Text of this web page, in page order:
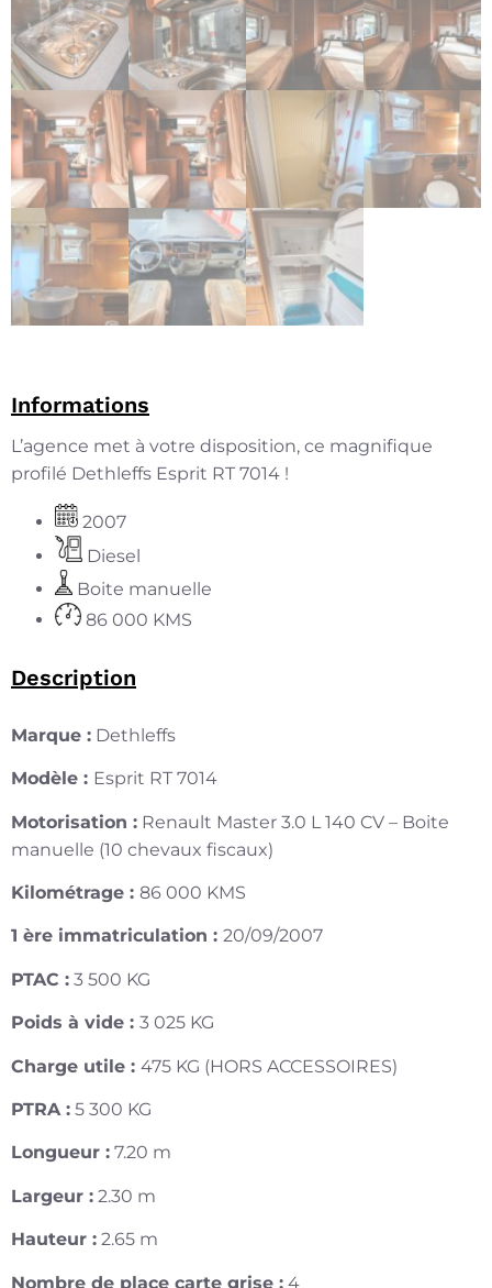
Informations
L’agence met à votre disposition, ce magnifique
profilé Dethleffs Esprit RT 7014 !
2007
Diesel
Boite manuelle
86 000 KMS
Description
Marque : Dethleffs
Modèle : Esprit RT 7014
Motorisation : Renault Master 3.0 L 140 CV – Boite
manuelle (10 chevaux fiscaux)
Kilométrage : 86 000 KMS
1 ère immatriculation : 20/09/2007
PTAC : 3 500 KG
Poids à vide : 3 025 KG
Charge utile : 475 KG (HORS ACCESSOIRES)
PTRA : 5 300 KG
Longueur : 7.20 m
Largeur : 2.30 m
Hauteur : 2.65 m
Nombre de place carte grise : 4